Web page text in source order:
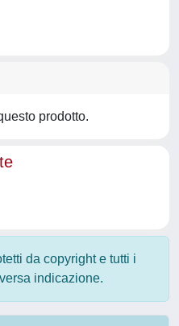
prodotto.
da copyright e tutti i
indicazione.